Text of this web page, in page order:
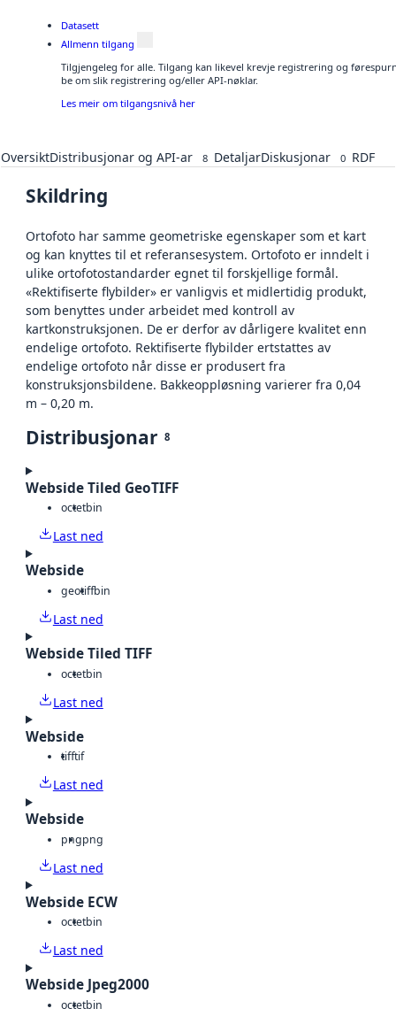
Datasett
Allmenn tilgang
Tilgjengeleg for alle. Tilgang kan likevel krevje registrering og
be om slik registrering og/eller API-nøklar.
Les meir om tilgangsnivå her
OversiktDistribusjonar og API-ar 8 DetaljarDiskusjonar 0 RDF
Skildring
Ortofoto har samme geometriske egenskaper som et kart
og kan knyttes til et referansesystem. Ortofoto er inndelt i
ulike ortofotostandarder egnet til forskjellige formål.
«Rektifiserte flybilder» er vanligvis et midlertidig produkt,
som benyttes under arbeidet med kontroll av
kartkonstruksjonen. De er derfor av dårligere kvalitet enn
endelige ortofoto. Rektifiserte flybilder ertstattes av
endelige ortofoto når disse er produsert fra
konstruksjonsbildene. Bakkeoppløsning varierer fra 0,04
m – 0,20 m.
Distribusjonar 8
Webside Tiled GeoTIFF
octetbin
Last ned
Webside
geotiffbin
Last ned
Webside Tiled TIFF
octetbin
Last ned
Webside
tifftif
Last ned
Webside
pngpng
Last ned
Webside ECW
octetbin
Last ned
Webside Jpeg2000
octetbin